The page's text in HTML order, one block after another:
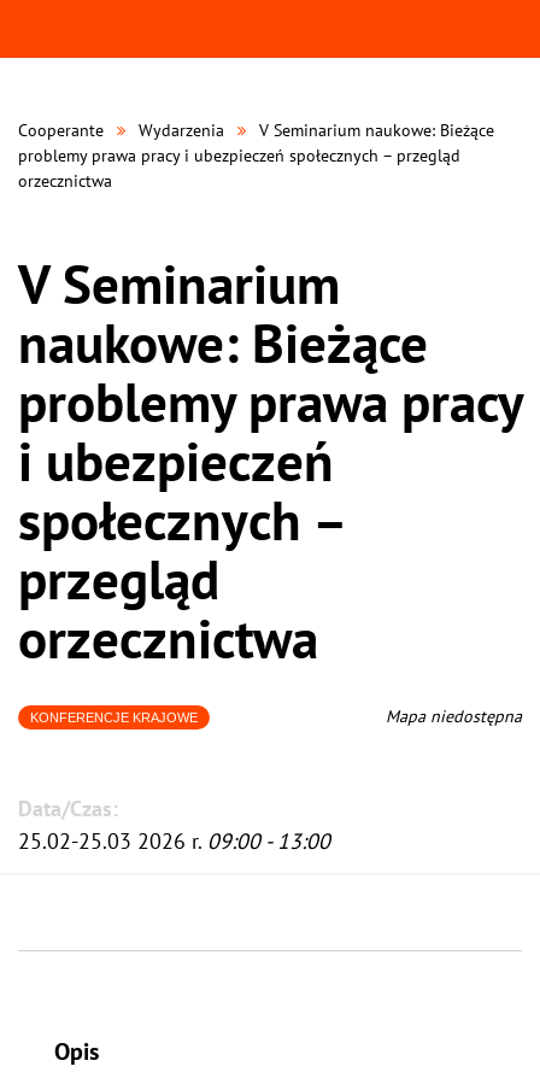
Cooperante Wydarzenia
V Seminarium naukowe: Bieżące
problemy prawa pracy i ubezpieczeń społecznych – przegląd
orzecznictwa
V Seminarium
naukowe: Bieżące
problemy prawa pracy
i ubezpieczeń
społecznych –
przegląd
orzecznictwa
Mapa niedostępna
KONFERENCJE KRAJOWE
Data/Czas:
25.02-25.03 2026 r. 09:00 - 13:00
Opis